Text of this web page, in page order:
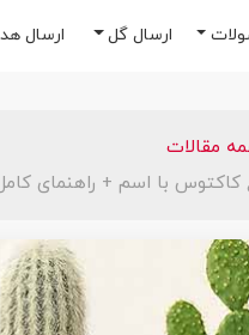
ارسال گل ارسال
مقالات
با اسم + راهنمای